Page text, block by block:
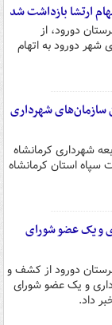
ارتشا بازداشت شد
دورود، از
شهر دورود به اتهام
سازمان‌های شهرداری
شهرداری کرمانشاه
سپاه استان کرمانشاه
و یک عضو ‌شورای
دورود از کشف و
و یک عضو شورای
داد.